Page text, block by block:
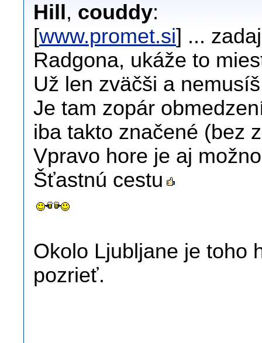
Hill , couddy:
[www.promet.si] ...
Radgona, ukáže to
Už len zväčši a
Je tam zopár
iba takto značené (bez
Vpravo hore je aj
Šťastnú cestu
Okolo Ljubljane je toho
pozrieť.